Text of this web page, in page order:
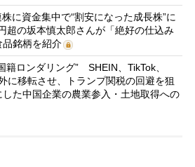
に資金集中で“割安になった成長株”に
の坂本慎太郎さんが「絶好の仕込み
銘柄を紹介
籍ロンダリング” SHEIN、TikTok、
に移転させ、トランプ関税の回避を狙
た中国企業の農業参入・土地取得への